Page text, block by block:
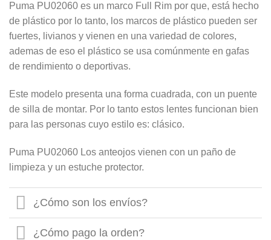
Puma PU02060 es un marco Full Rim por que, está hecho
de plástico por lo tanto, los marcos de plástico pueden ser
fuertes, livianos y vienen en una variedad de colores,
ademas de eso el plástico se usa comúnmente en gafas
de rendimiento o deportivas.
Este modelo presenta una forma cuadrada, con un puente
de silla de montar. Por lo tanto estos lentes funcionan bien
para las personas cuyo estilo es: clásico.
Puma PU02060 Los anteojos vienen con un paño de
limpieza y un estuche protector.
¿Cómo son los envíos?
¿Cómo pago la orden?